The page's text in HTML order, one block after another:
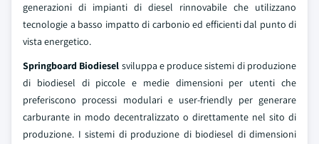
generazioni di impianti di diesel rinnovabile che utilizzano
tecnologie a basso impatto di carbonio ed efficienti dal punto di
vista energetico.
Springboard Biodiesel sviluppa e produce sistemi di produzione
di biodiesel di piccole e medie dimensioni per utenti che
preferiscono processi modulari e user-friendly per generare
carburante in modo decentralizzato o direttamente nel sito di
produzione. I sistemi di produzione di biodiesel di dimensioni